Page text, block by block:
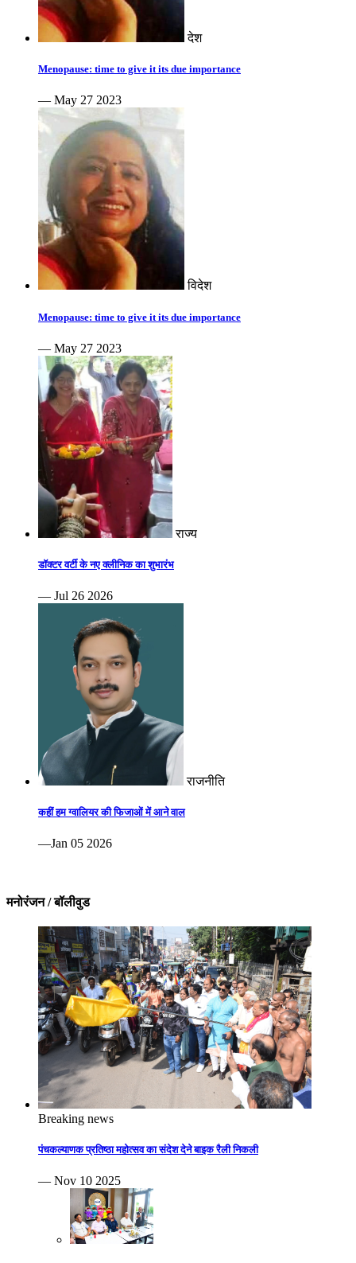
देश
Menopause: time to give it its due importance
— May 27 2023
विदेश
Menopause: time to give it its due importance
— May 27 2023
राज्य
डॉक्टर वर्टी के नए क्लीनिक का शुभारंभ
— Jul 26 2026
राजनीति
कहीं हम ग्वालियर की फिजाओं में आने वाल
—Jan 05 2026
मनोरंजन / बॉलीवुड
Breaking news
पंचकल्याणक प्रतिष्ठा महोत्सव का संदेश देने बाइक रैली निकली
— Nov 10 2025